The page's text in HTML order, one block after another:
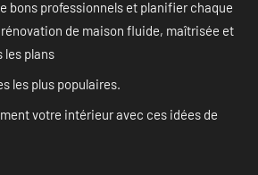
bons professionnels et planifier chaque
rénovation de maison fluide, maîtrisée et
les plans
les plus populaires.
votre intérieur avec ces idées de